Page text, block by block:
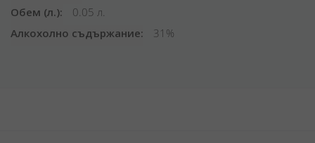
Обем (л.)
0.05 л.
Алкохолно съдържание
31%